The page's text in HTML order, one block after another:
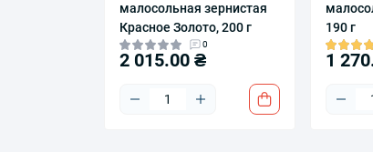
малосольная зернистая
Красное Золото, 200 г
0
2 015.00 ₴
190 г
1